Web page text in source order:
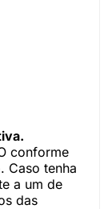
conforme
Caso tenha
a um de
das